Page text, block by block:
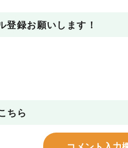
登録お願いします！
ちら